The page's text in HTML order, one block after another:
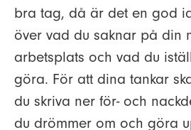
bra tag, då är det en god
över vad du saknar på din
arbetsplats och vad du
göra. För att dina tankar
du skriva ner för- och
du drömmer om och göra